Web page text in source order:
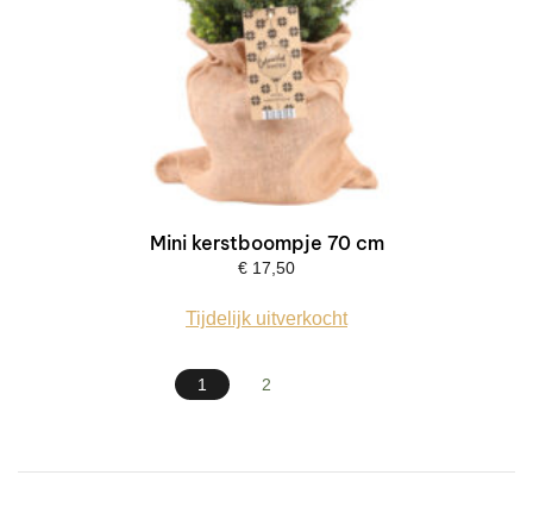
Mini kerstboompje 70 cm
€ 17,50
Tijdelijk uitverkocht
1 2